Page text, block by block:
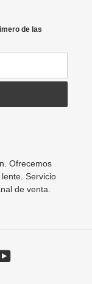
de las
Ofrecemos
Servicio
de venta.
YouTube